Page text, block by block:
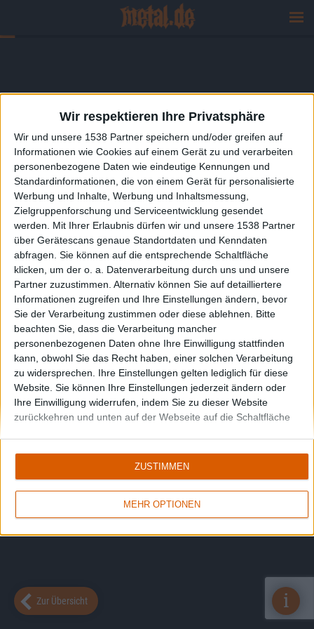
Wir respektieren Ihre Privatsphäre
Wir und unsere 1538 Partner speichern und/oder greifen auf
Informationen wie Cookies auf einem Gerät zu und verarbeiten
personenbezogene Daten wie eindeutige Kennungen und
Standardinformationen, die von einem Gerät für personalisierte
Werbung und Inhalte, Werbung und Inhaltsmessung,
Zielgruppenforschung und Serviceentwicklung gesendet
werden.
Mit Ihrer Erlaubnis dürfen wir und unsere 1538 Partner
über Gerätescans genaue Standortdaten und Kenndaten
abfragen. Sie können auf die entsprechende Schaltfläche
klicken, um der o. a. Datenverarbeitung durch uns und unsere
Partner zuzustimmen. Alternativ können Sie auf detailliertere
Informationen zugreifen und Ihre Einstellungen ändern, bevor
Sie der Verarbeitung zustimmen oder diese ablehnen.
Bitte
beachten Sie, dass die Verarbeitung mancher
personenbezogenen Daten ohne Ihre Einwilligung stattfinden
kann, obwohl Sie das Recht haben, einer solchen Verarbeitung
zu widersprechen. Ihre Einstellungen gelten lediglich für diese
Website. Sie können Ihre Einstellungen jederzeit ändern oder
Ihre Einwilligung widerrufen, indem Sie zu dieser Website
zurückkehren und unten auf der Webseite auf die Schaltfläche
MEHR OPTIONEN
ZUSTIMMEN
Zur Übersicht i